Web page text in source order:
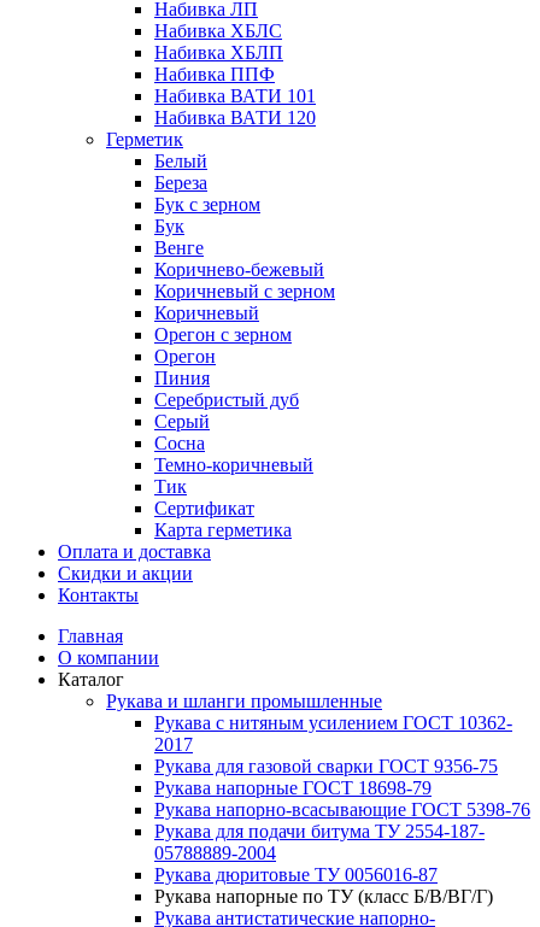
Набивка ЛП
Набивка ХБЛС
Набивка ХБЛП
Набивка ППФ
Набивка ВАТИ 101
Набивка ВАТИ 120
Герметик
Белый
Береза
Бук с зерном
Бук
Венге
Коричнево-бежевый
Коричневый с зерном
Коричневый
Орегон с зерном
Орегон
Пиния
Серебристый дуб
Серый
Сосна
Темно-коричневый
Тик
Сертификат
Карта герметика
Оплата и доставка
Cкидки и акции
Контакты
Главная
О компании
Каталог
Рукава и шланги промышленные
Рукава с нитяным усилением ГОСТ 10362-
2017
Рукава для газовой сварки ГОСТ 9356-75
Рукава напорные ГОСТ 18698-79
Рукава нaпорно-всасывающие ГОСТ 5398-76
Рукава для подачи битума ТУ 2554-187-
05788889-2004
Рукава дюритовые ТУ 0056016-87
Рукава напорные по ТУ (класс Б/В/ВГ/Г)
Рукава антистатические напорно-